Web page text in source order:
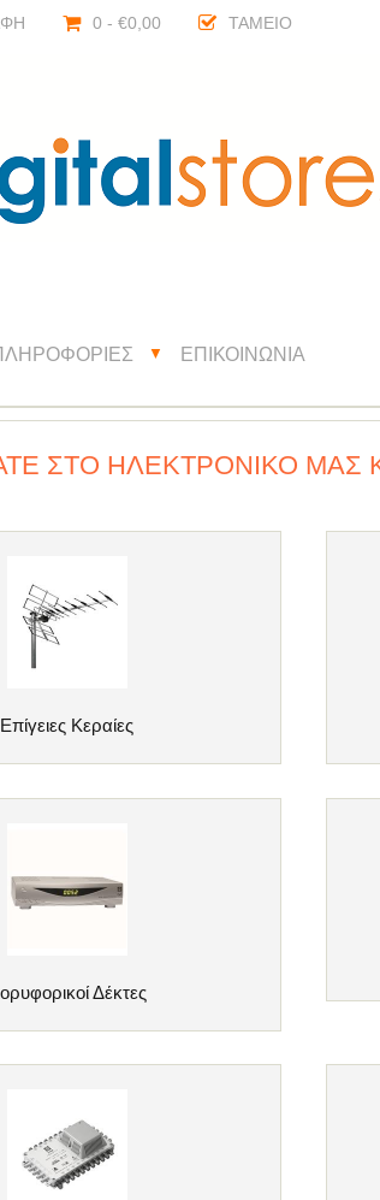
0 - €0,00 ΤΑΜΕΊΟ
▼ ΕΠΙΚΟΙΝΩΝΊΑ
ΣΤΟ ΗΛΕΚΤΡΟΝΙΚΌ ΜΑΣ
Επίγειες Κεραίες
Δέκτες